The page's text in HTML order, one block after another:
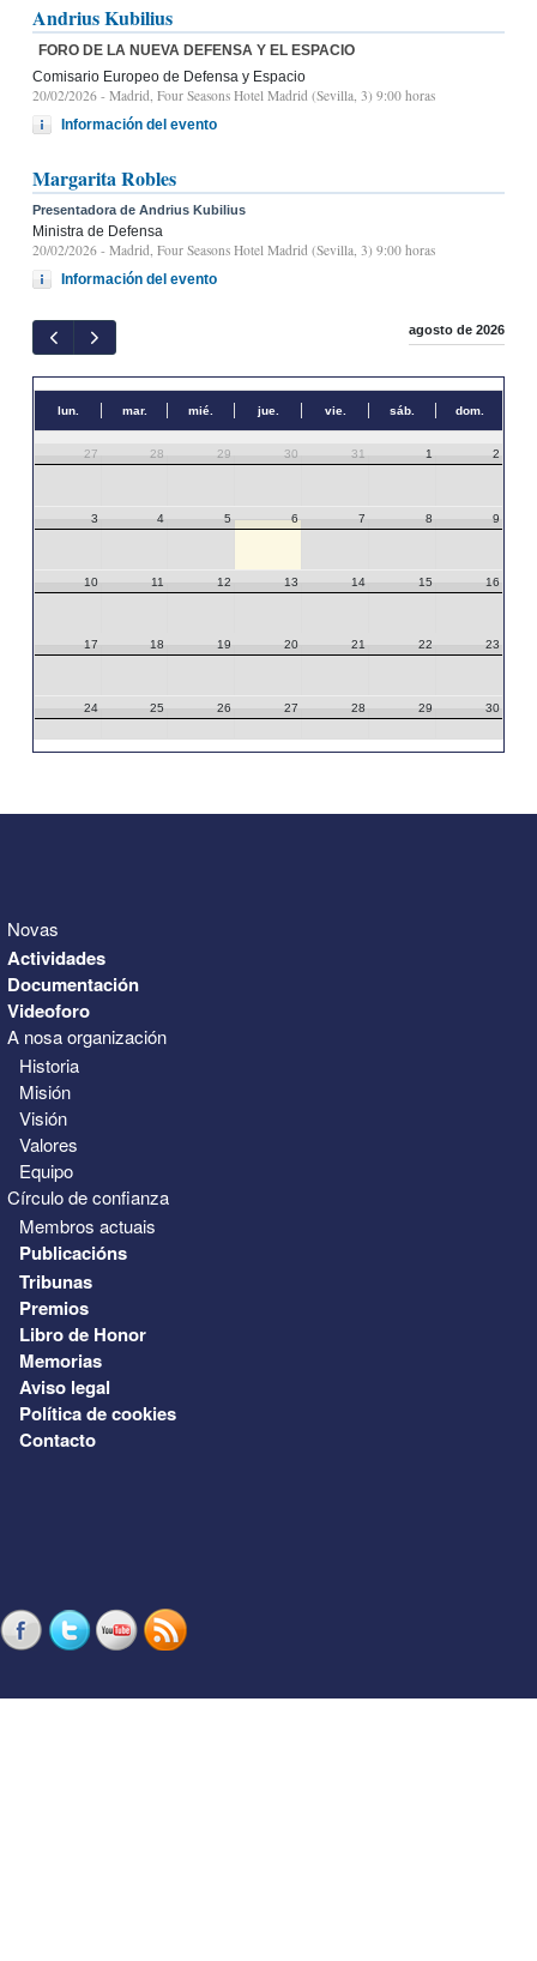
Andrius Kubilius
FORO DE LA NUEVA DEFENSA Y EL ESPACIO
Comisario Europeo de Defensa y Espacio
20/02/2026 - Madrid, Four Seasons Hotel Madrid (Sevilla, 3) 9:00 horas
Información del evento
Margarita Robles
Presentadora de Andrius Kubilius
Ministra de Defensa
20/02/2026 - Madrid, Four Seasons Hotel Madrid (Sevilla, 3) 9:00 horas
Información del evento
agosto de 2026
lun. mar. mié. jue. vie. sáb. dom.
27 28 29 30 31 1 2
3 4 5 6 7 8 9
10 11 12 13 14 15 16
17 18 19 20 21 22 23
24 25 26 27 28 29 30
Novas
Actividades
Documentación
Videoforo
A nosa organización
Historia
Misión
Visión
Valores
Equipo
Círculo de confianza
Membros actuais
Publicacións
Tribunas
Premios
Libro de Honor
Memorias
Aviso legal
Política de cookies
Contacto